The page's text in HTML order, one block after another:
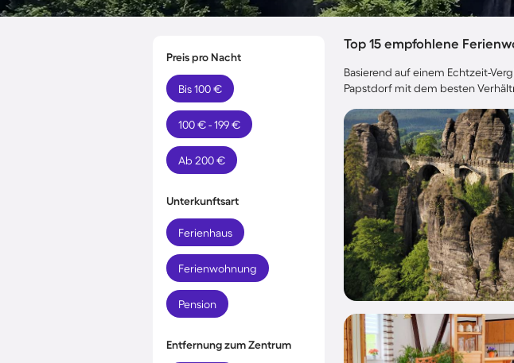
Preis pro Nacht
Bis 100 €
100 € - 199 €
Ab 200 €
Unterkunftsart
Ferienhaus
Ferienwohnung
Pension
Entfernung zum Zentrum
Top 15 empfohlene
Basierend auf einem Echtzeit-
Papstdorf mit dem besten